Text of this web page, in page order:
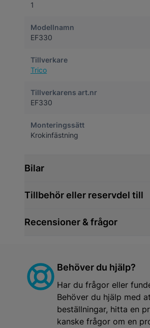
1
Modellnamn
EF330
Tillverkare
Trico
Tillverkarens art.nr
EF330
Monteringssätt
Krokinfästning
Bilar
Tillbehör eller reservdel till
Recensioner & frågor
Behöver du hjälp?
Har du frågor eller
Behöver du hjälp med
beställningar, hitta en
kanske frågor om en